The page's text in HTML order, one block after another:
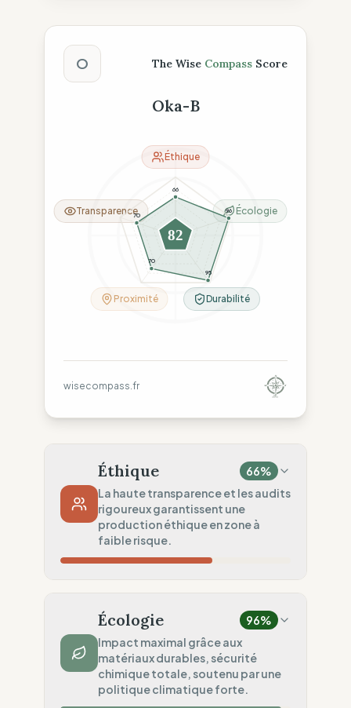
Score The Wise Compass
O The Wise Compass Score
Oka-B
66
96
95
70
70
82
Éthique
Écologie
Durabilité
Proximité
Transparence
wisecompass.fr
Éthique 66%
La haute transparence et les audits
rigoureux garantissent une
production éthique en zone à
faible risque.
Violations systématiques (United States)
Traçabilité
Surveillance régionale standard
Audits Sociaux
Écologie 96%
Impact maximal grâce aux
matériaux durables, sécurité
chimique totale, soutenu par une
politique climatique forte.